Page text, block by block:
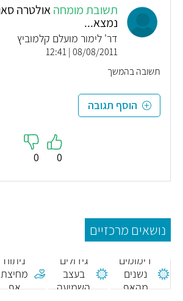
תשובת מומחהאולטרה
נמצא...
דר' לימור מועלם קלמוביץ
08/08/2011 | 12:41
תשובה בהמשך
הוסף תגובה
0
0
נושאים מרכזיים
דימומים
נשנים
מהאף
גידולים
בעצב
השמיעה
ניתוח
מחיצת
אף